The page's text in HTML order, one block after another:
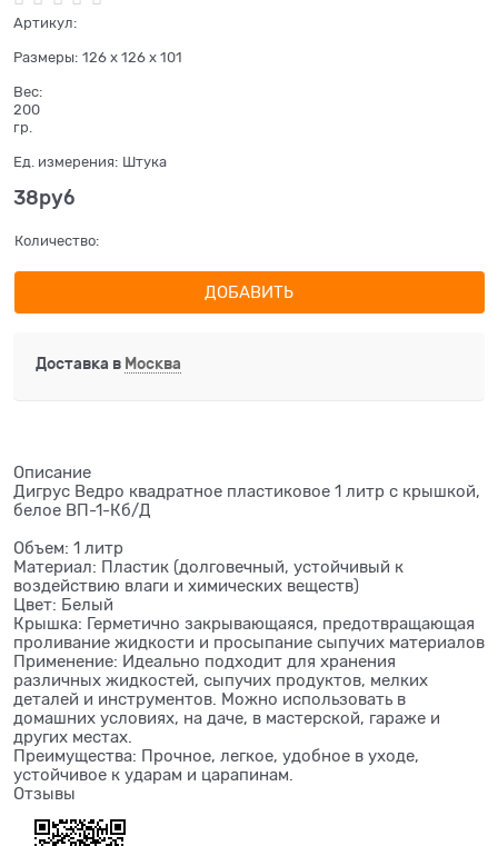
Артикул:
Размеры: 126 x 126 x 101
Вес:
200
гр.
Ед. измерения: Штука
38руб
Количество:
ДОБАВИТЬ
Доставка в Москва
Описание
Дигрус Ведро квадратное пластиковое 1 литр с крышкой,
белое ВП-1-Кб/Д
Объем: 1 литр
Материал: Пластик (долговечный, устойчивый к
воздействию влаги и химических веществ)
Цвет: Белый
Крышка: Герметично закрывающаяся, предотвращающая
проливание жидкости и просыпание сыпучих материалов
Применение: Идеально подходит для хранения
различных жидкостей, сыпучих продуктов, мелких
деталей и инструментов. Можно использовать в
домашних условиях, на даче, в мастерской, гараже и
других местах.
Преимущества: Прочное, легкое, удобное в уходе,
устойчивое к ударам и царапинам.
Отзывы